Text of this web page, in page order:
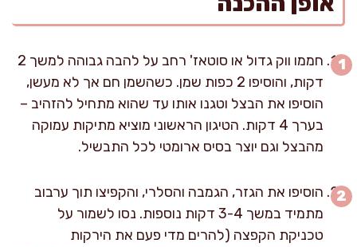
חממו ווק גדול או סוטאז' רחב על להבה גבוהה למשך 2
דקות, והוסיפו 2 כפות שמן. כשהשמן חם אך לא מעשן,
הוסיפו את הבצל וטגנו אותו עד שהוא מתחיל להזהיב –
בערך 4 דקות. הטיגון הראשוני מוציא מתיקות עמוקה
מהבצל וגם יוצר בסיס ארומטי לכל התבשיל.
הוסיפו את הגזר, הגמבה והסלרי, והקפיצו תוך ערבוב
מתמיד במשך 3-4 דקות נוספות. נסו לשמור על
טכניקת הקפצה (להרים מדי פעם את הירקות